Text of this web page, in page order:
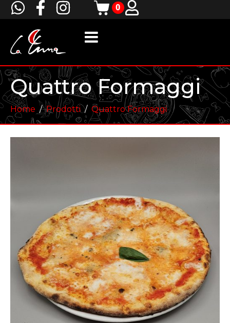
0
Quattro Formaggi
Home Prodotti Quattro Formaggi